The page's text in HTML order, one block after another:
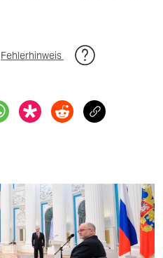
Fehlerhinweis